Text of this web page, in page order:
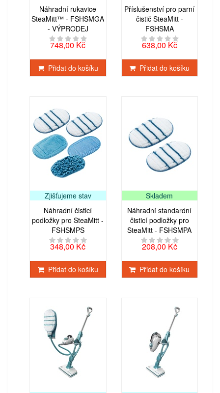
Náhradní rukavice
SteaMitt™ - FSHSMGA
- VÝPRODEJ
748,00 Kč
Přidat do košíku
Příslušenství pro parní
čistič SteaMitt -
FSHSMA
638,00 Kč
Přidat do košíku
Zjišťujeme stav
Náhradní čisticí
podložky pro SteaMitt -
FSHSMPS
348,00 Kč
Přidat do košíku
Skladem
Náhradní standardní
čisticí podložky pro
SteaMitt - FSHSMPA
208,00 Kč
Přidat do košíku